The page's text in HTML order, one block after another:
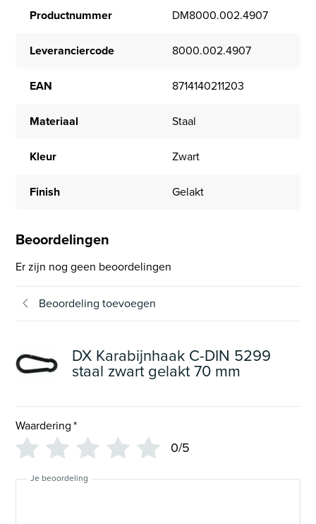
Productnummer DM8000.002.4907
Leveranciercode 8000.002.4907
EAN 8714140211203
Materiaal Staal
Kleur Zwart
Finish Gelakt
Beoordelingen
Er zijn nog geen beoordelingen
Beoordeling toevoegen
DX Karabijnhaak C-DIN 5299
staal zwart gelakt 70 mm
Waardering*
0/5
Je beoordeling